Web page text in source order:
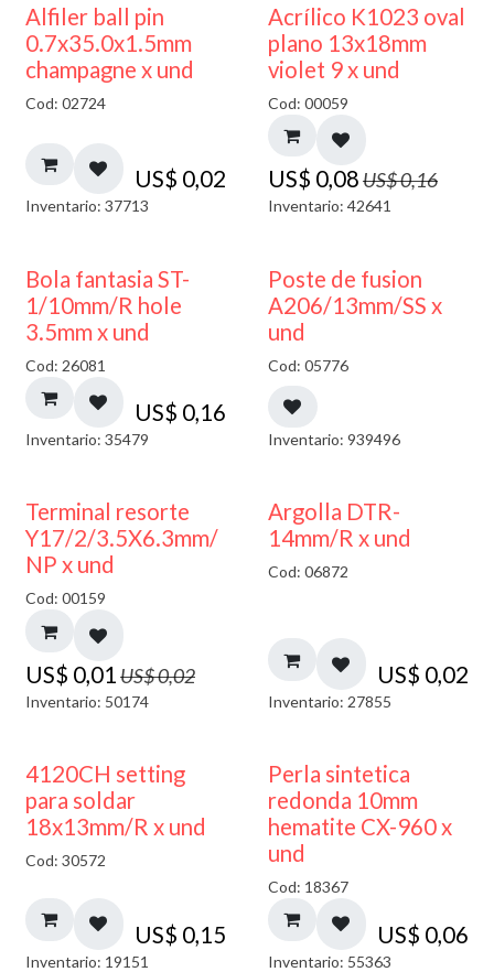
Alfiler ball pin
0.7x35.0x1.5mm
champagne x und
Cod: 02724
US$ 0,02
Inventario: 37713
50% DESCUENTO
Acrílico K1023 oval
plano 13x18mm
violet 9 x und
Cod: 00059
US$ 0,08US$0,16
Inventario: 42641
Bola fantasia ST-
1/10mm/R hole
3.5mm x und
Cod: 26081
US$ 0,16
Inventario: 35479
Poste de fusion
A206/13mm/SS x
und
Cod: 05776
Inventario: 939496
50% DESCUENTO
Terminal resorte
Y17/2/3.5X6.3mm/
NP x und
Cod: 00159
US$ 0,01 US$0,02
Inventario: 50174
Argolla DTR-
14mm/R x und
Cod: 06872
US$ 0,02
Inventario: 27855
4120CH setting
para soldar
18x13mm/R x und
Cod: 30572
US$ 0,15
Inventario: 19151
Perla sintetica
redonda 10mm
hematite CX-960 x
und
Cod: 18367
US$ 0,06
Inventario: 55363